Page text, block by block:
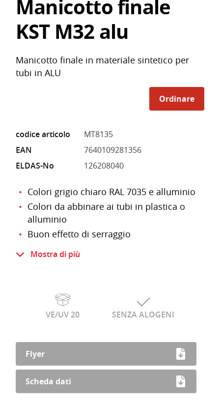
Manicotto finale
KST M32 alu
Manicotto finale in materiale sintetico per
tubi in ALU
Ordinare
codice articolo
MT8135
EAN
7640109281356
ELDAS-No
126208040
Colori grigio chiaro RAL 7035 e alluminio
Colori da abbinare ai tubi in plastica o
alluminio
Buon effetto di serraggio
Plastica infrangibile resistente e
dimensionalmente stabile
Le buste Minigripp sono richiudibili
Mostra di più
VE/UV 20 SENZA ALOGENI
Flyer
Scheda dati